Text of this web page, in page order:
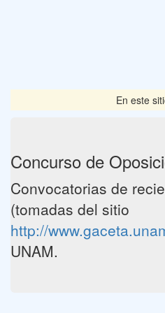
En este sitio
Concurso de
Convocatorias de
(tomadas del sitio
http://
UNAM.